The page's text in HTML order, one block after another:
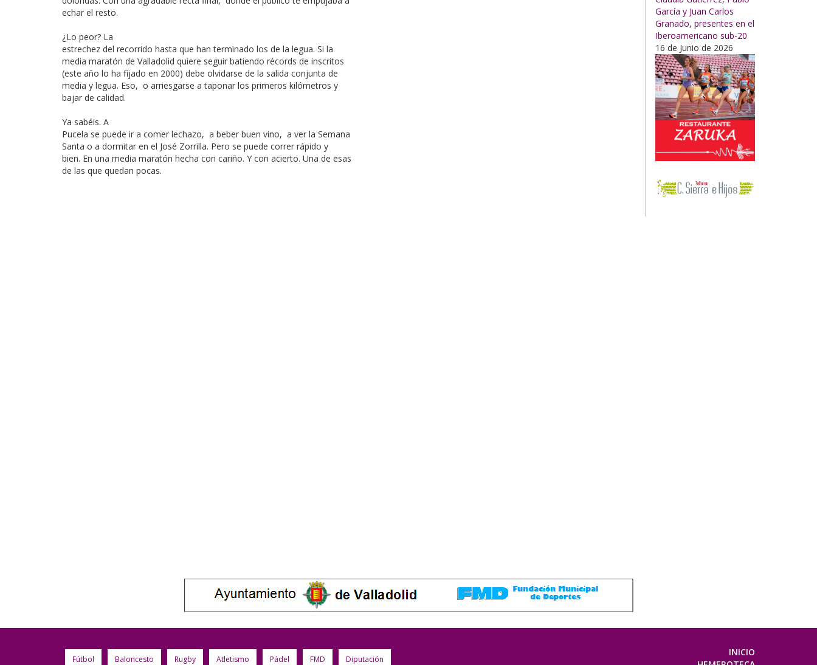
echar el resto.
¿Lo peor? La
estrechez del recorrido hasta que han terminado los de la legua. Si la
media maratón de Valladolid quiere seguir batiendo récords de inscritos
(este año lo ha fijado en 2000) debe olvidarse de la salida conjunta de
media y legua. Eso, o arriesgarse a taponar los primeros kilómetros y
bajar de calidad.
Ya sabéis. A
Pucela se puede ir a comer lechazo, a beber buen vino, a ver la Semana
Santa o a dormitar en el José Zorrilla. Pero se puede correr rápido y
bien. En una media maratón hecha con cariño. Y con acierto. Una de esas
de las que quedan pocas.
García y Juan Carlos
Granado, presentes en el
Iberoamericano sub-20
16 de Junio de 2026
Fútbol Baloncesto Rugby Atletismo Pádel FMD Diputación
INICIO